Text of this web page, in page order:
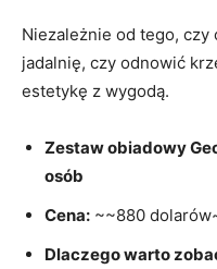
Niezależnie od tego,
jadalnię, czy odnowić
estetykę z wygodą.
Zestaw obiadowy
osób
Cena: ~~880
Dlaczego warto